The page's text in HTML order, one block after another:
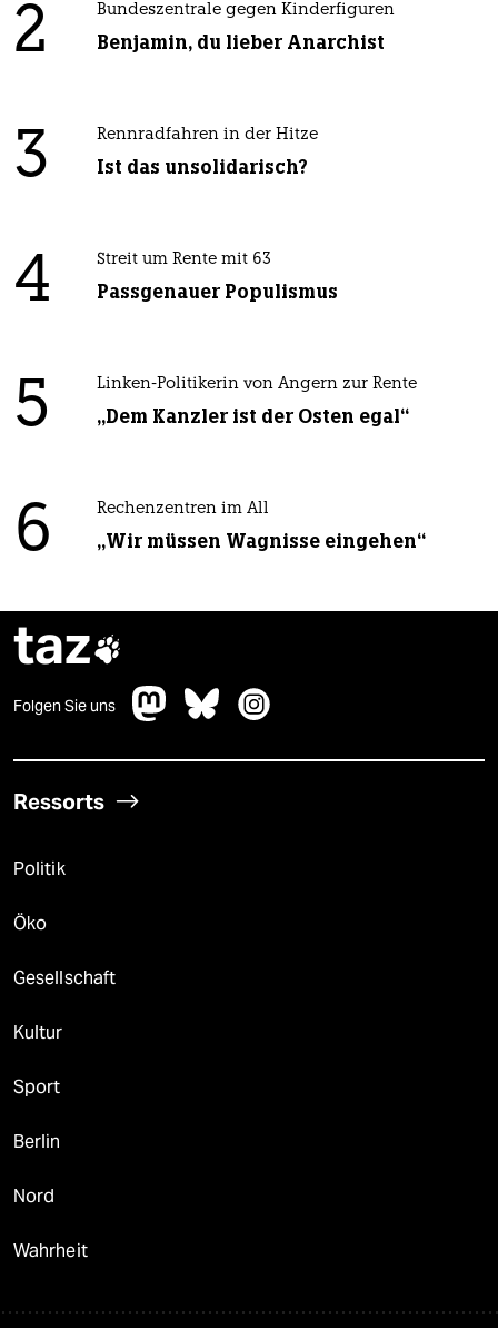
2 Bundeszentrale gegen Kinderfiguren
Benjamin, du lieber Anarchist
3 Rennradfahren in der Hitze
Ist das unsolidarisch?
4 Streit um Rente mit 63
Passgenauer Populismus
5 Linken-Politikerin von Angern zur Rente
„Dem Kanzler ist der Osten egal“
6 Rechenzentren im All
„Wir müssen Wagnisse eingehen“
taz
Folgen Sie uns
Ressorts
Politik
Öko
Gesellschaft
Kultur
Sport
Berlin
Nord
Wahrheit